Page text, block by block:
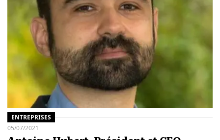
ENTREPRISES
05/07/2021